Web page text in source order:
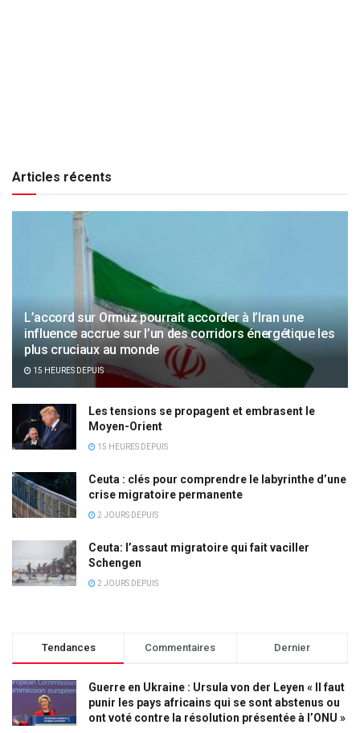
Articles récents
L’accord sur Ormuz pourrait accorder à l’Iran une
influence accrue sur l’un des corridors énergétique les
plus cruciaux au monde
15 HEURES DEPUIS
Les tensions se propagent et embrasent le
Moyen-Orient
15 HEURES DEPUIS
Ceuta : clés pour comprendre le labyrinthe d’une
crise migratoire permanente
2 JOURS DEPUIS
Ceuta: l’assaut migratoire qui fait vaciller
Schengen
2 JOURS DEPUIS
Tendances Commentaires Dernier
Guerre en Ukraine : Ursula von der Leyen « Il faut
punir les pays africains qui se sont abstenus ou
ont voté contre la résolution présentée à l’ONU »